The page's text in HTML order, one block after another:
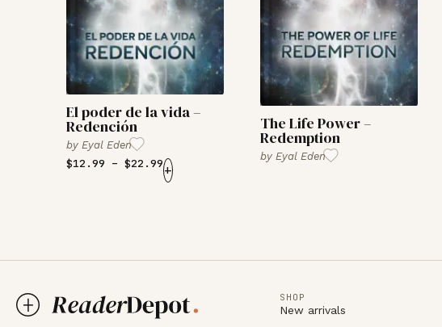
El poder de la vida –
Redención
by Eyal Eden
$12.99 – $22.99+
The Life Power –
Redemption
by Eyal Eden
SHOP
New arrivals